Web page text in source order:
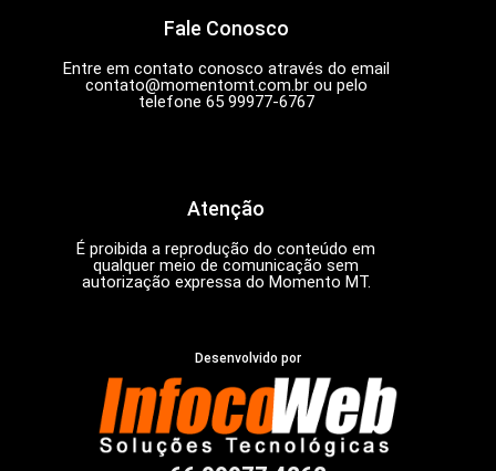
Fale Conosco
Entre em contato conosco através do email
contato@momentomt.com.brou pelo
telefone 65 99977-6767
Atenção
É proibida a reprodução do conteúdo em
qualquer meio de comunicação sem
autorização expressa do Momento MT.
Desenvolvido por